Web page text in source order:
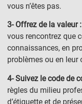
vous n’êtes pas.
3- Offrez de la valeur :
vous rencontrez que
connaissances, en
problèmes ou en leur
4- Suivez le code de
règles du milieu
d’étiquette et de